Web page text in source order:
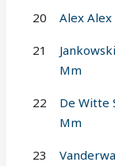
20 Alex Alex
21
Mm
22
De Witte
Mm
23